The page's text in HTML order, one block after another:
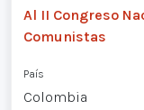
Al II Congreso
Comunistas
País
Colombia